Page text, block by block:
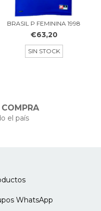
BRASIL P FEMININA 1998
€63,20
SIN STOCK
el país
WhatsApp